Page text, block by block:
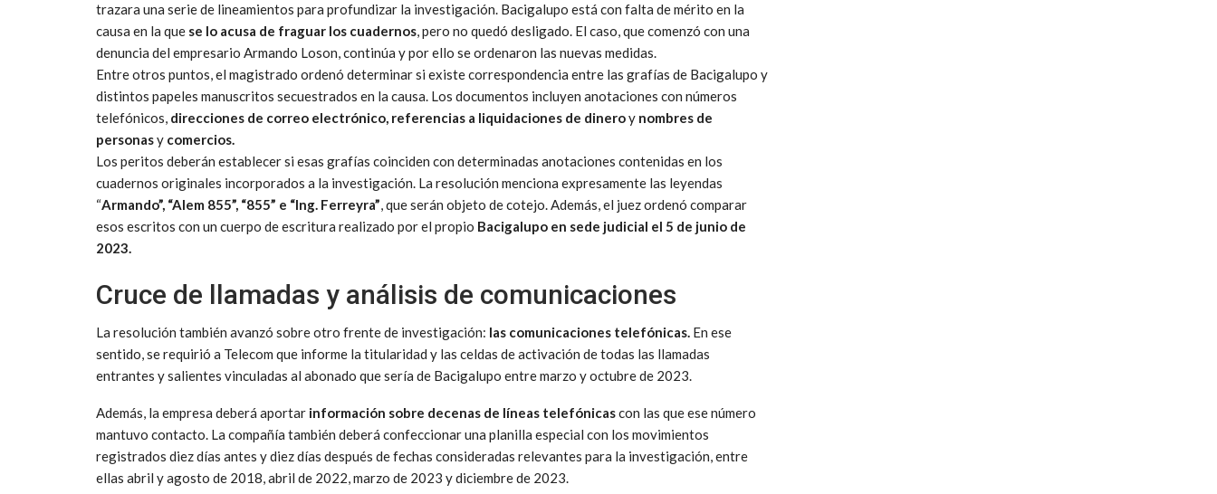
trazara una serie de lineamientos para profundizar la investigación. Bacigalupo está con falta de mérito en la
causa en la que se lo acusa de fraguar los cuadernos, pero no quedó desligado. El caso, que comenzó con una
denuncia del empresario Armando Loson, continúa y por ello se ordenaron las nuevas medidas.
Entre otros puntos, el magistrado ordenó determinar si existe correspondencia entre las grafías de Bacigalupo y
distintos papeles manuscritos secuestrados en la causa. Los documentos incluyen anotaciones con números
telefónicos, direcciones de correo electrónico, referencias a liquidaciones de dineroy nombres de
personasy comercios.
Los peritos deberán establecer si esas grafías coinciden con determinadas anotaciones contenidas en los
cuadernos originales incorporados a la investigación. La resolución menciona expresamente las leyendas
“Armando”, “Alem 855”, “855” e “Ing. Ferreyra”, que serán objeto de cotejo. Además, el juez ordenó comparar
esos escritos con un cuerpo de escritura realizado por el propio Bacigalupo en sede judicial el 5 de junio de
2023.
Cruce de llamadas y análisis de comunicaciones
La resolución también avanzó sobre otro frente de investigación: las comunicaciones telefónicas. En ese
sentido, se requirió a Telecom que informe la titularidad y las celdas de activación de todas las llamadas
entrantes y salientes vinculadas al abonado que sería de Bacigalupo entre marzo y octubre de 2023.
Además, la empresa deberá aportar información sobre decenas de líneas telefónicascon las que ese número
mantuvo contacto. La compañía también deberá confeccionar una planilla especial con los movimientos
registrados diez días antes y diez días después de fechas consideradas relevantes para la investigación, entre
ellas abril y agosto de 2018, abril de 2022, marzo de 2023 y diciembre de 2023.